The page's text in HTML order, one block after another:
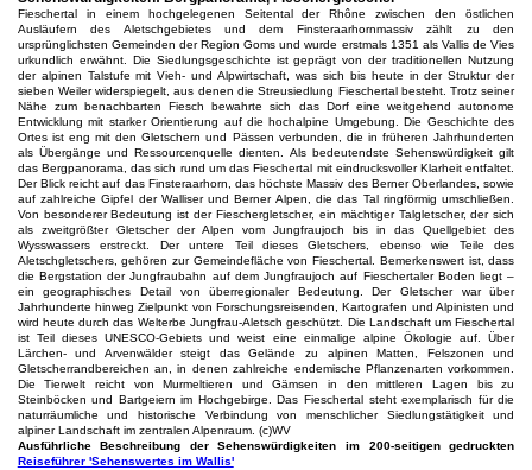
Fieschertal in einem hochgelegenen Seitental der Rhône zwischen den östlichen
Ausläufern des Aletschgebietes und dem Finsteraarhornmassiv zählt zu den
ursprünglichsten Gemeinden der Region Goms und wurde erstmals 1351 als Vallis de Vies
urkundlich erwähnt. Die Siedlungsgeschichte ist geprägt von der traditionellen Nutzung
der alpinen Talstufe mit Vieh- und Alpwirtschaft, was sich bis heute in der Struktur der
sieben Weiler widerspiegelt, aus denen die Streusiedlung Fieschertal besteht. Trotz seiner
Nähe zum benachbarten Fiesch bewahrte sich das Dorf eine weitgehend autonome
Entwicklung mit starker Orientierung auf die hochalpine Umgebung. Die Geschichte des
Ortes ist eng mit den Gletschern und Pässen verbunden, die in früheren Jahrhunderten
als Übergänge und Ressourcenquelle dienten. Als bedeutendste Sehenswürdigkeit gilt
das Bergpanorama, das sich rund um das Fieschertal mit eindrucksvoller Klarheit entfaltet.
Der Blick reicht auf das Finsteraarhorn, das höchste Massiv des Berner Oberlandes, sowie
auf zahlreiche Gipfel der Walliser und Berner Alpen, die das Tal ringförmig umschließen.
Von besonderer Bedeutung ist der Fieschergletscher, ein mächtiger Talgletscher, der sich
als zweitgrößter Gletscher der Alpen vom Jungfraujoch bis in das Quellgebiet des
Wysswassers erstreckt. Der untere Teil dieses Gletschers, ebenso wie Teile des
Aletschgletschers, gehören zur Gemeindefläche von Fieschertal. Bemerkenswert ist, dass
die Bergstation der Jungfraubahn auf dem Jungfraujoch auf Fieschertaler Boden liegt –
ein geographisches Detail von überregionaler Bedeutung. Der Gletscher war über
Jahrhunderte hinweg Zielpunkt von Forschungsreisenden, Kartografen und Alpinisten und
wird heute durch das Welterbe Jungfrau-Aletsch geschützt. Die Landschaft um Fieschertal
ist Teil dieses UNESCO-Gebiets und weist eine einmalige alpine Ökologie auf. Über
Lärchen- und Arvenwälder steigt das Gelände zu alpinen Matten, Felszonen und
Gletscherrandbereichen an, in denen zahlreiche endemische Pflanzenarten vorkommen.
Die Tierwelt reicht von Murmeltieren und Gämsen in den mittleren Lagen bis zu
Steinböcken und Bartgeiern im Hochgebirge. Das Fieschertal steht exemplarisch für die
naturräumliche und historische Verbindung von menschlicher Siedlungstätigkeit und
alpiner Landschaft im zentralen Alpenraum. (c)WV
Ausführliche Beschreibung der Sehenswürdigkeiten im 200-seitigen gedruckten
Reiseführer 'Sehenswertes im Wallis'